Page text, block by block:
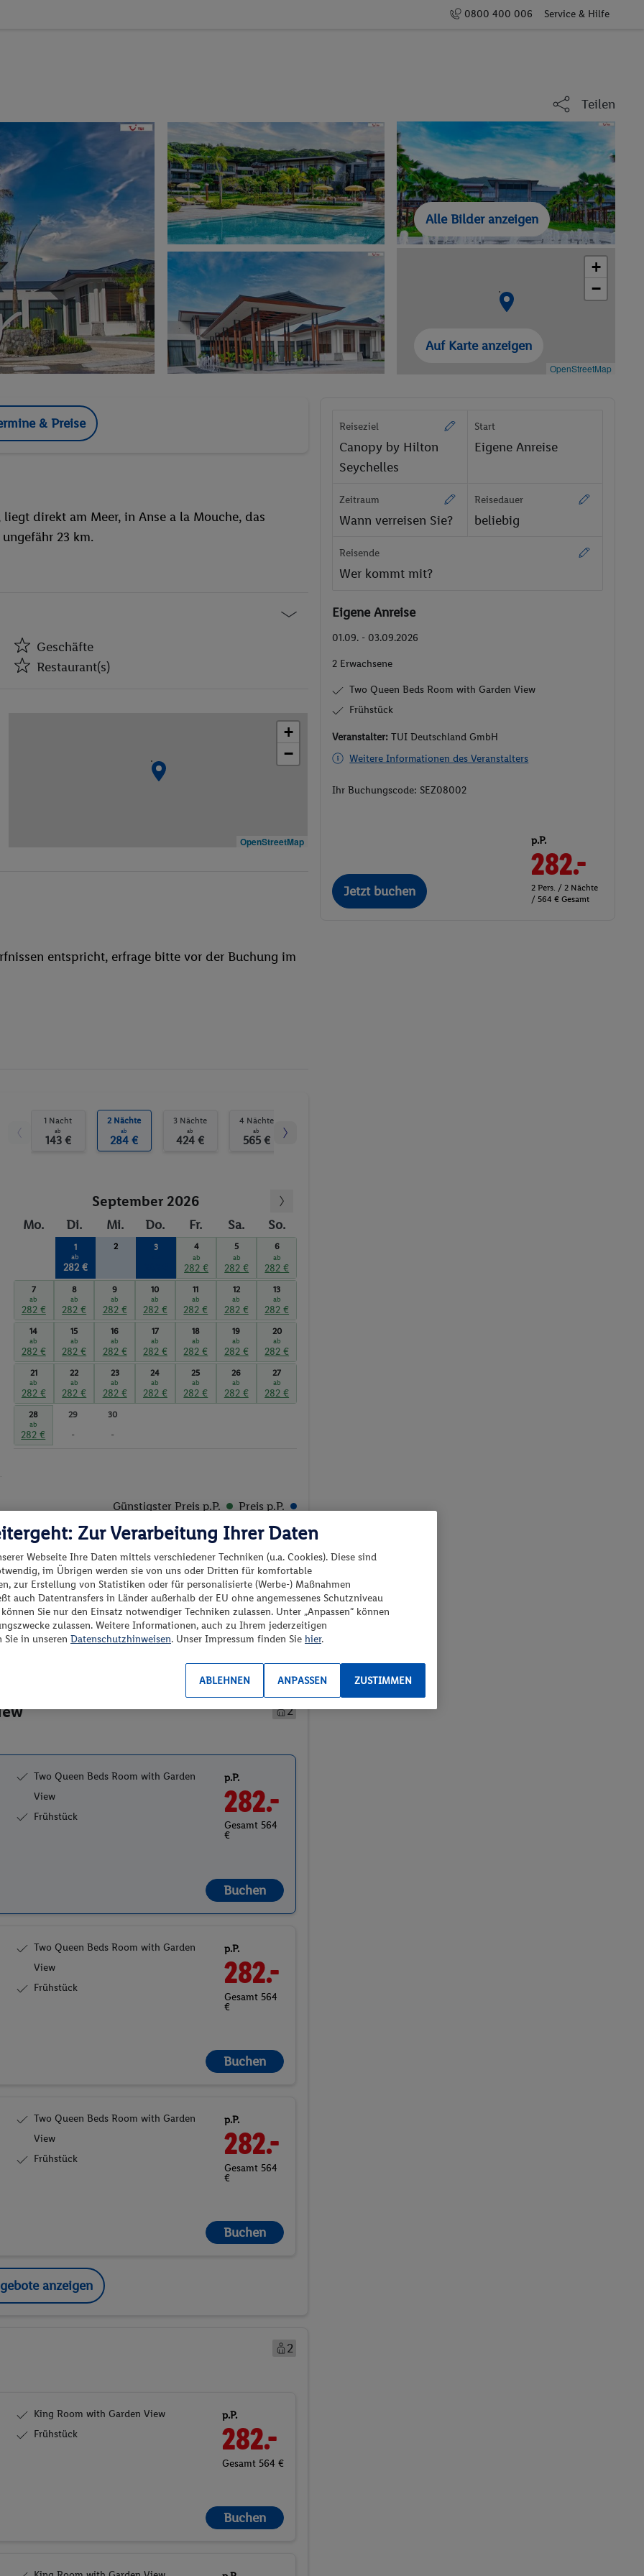
0800 400 006 Service & Hilfe
Teilen
Alle Bilder anzeigen
+
−
OpenStreetMap
Auf Karte anzeigen
& Preise
direkt am Meer, in Anse a la Mouche, das
23 km.
Geschäfte
Restaurant(s)
+
−
OpenStreetMap
entspricht, erfrage bitte vor der Buchung im
1 Nacht
ab
143 €
2 Nächte
ab
284 €
3 Nächte
ab
424 €
4 Nächte
ab
565 €
September 2026
Mo. Di. Mi. Do. Fr. Sa. So.
1
ab
282 €
2 3 4
ab
282 €
5
ab
282 €
6
ab
282 €
7
ab
282 €
8
ab
282 €
9
ab
282 €
10
ab
282 €
11
ab
282 €
12
ab
282 €
13
ab
282 €
14
ab
282 €
15
ab
282 €
16
ab
282 €
17
ab
282 €
18
ab
282 €
19
ab
282 €
20
ab
282 €
21
ab
282 €
22
ab
282 €
23
ab
282 €
24
ab
282 €
25
ab
282 €
26
ab
282 €
27
ab
282 €
28
ab
282 €
29
-
30
-
Günstigster Preis p.P. Preis p.P.
los?
Preis aufsteigend
2
Two Queen Beds Room with Garden
View
Frühstück
p.P.
282.-
Gesamt 564
€
Buchen
Two Queen Beds Room with Garden
View
Frühstück
p.P.
282.-
Gesamt 564
€
Buchen
Two Queen Beds Room with Garden
View
Frühstück
p.P.
282.-
Gesamt 564
€
Buchen
anzeigen
2
King Room with Garden View
Frühstück
p.P.
282.-
Gesamt 564 €
Buchen
Reiseziel
Canopy by Hilton
Seychelles
Start
Eigene Anreise
Zeitraum
Wann verreisen Sie?
Reisedauer
beliebig
Reisende
Wer kommt mit?
Eigene Anreise
01.09. - 03.09.2026
2 Erwachsene
Two Queen Beds Room with Garden View
Frühstück
Veranstalter:TUI Deutschland GmbH
Weitere Informationen des Veranstalters
Ihr Buchungscode: SEZ08002
Jetzt buchen
p.P.
282.-
2 Pers. / 2 Nächte
/ 564 € Gesamt
Zur Verarbeitung Ihrer Daten
Webseite Ihre Daten mittels verschiedener Techniken (u.a. Cookies). Diese sind
im Übrigen werden sie von uns oder Dritten für komfortable
zur Erstellung von Statistiken oder für personalisierte (Werbe-) Maßnahmen
auch Datentransfers in Länder außerhalb der EU ohne angemessenes Schutzniveau
Sie nur den Einsatz notwendiger Techniken zulassen. Unter „Anpassen“ können
zulassen. Weitere Informationen, auch zu Ihrem jederzeitigen
in unseren Datenschutzhinweisen. Unser Impressum finden Sie hier.
ZUSTIMMEN
ANPASSEN
ABLEHNEN